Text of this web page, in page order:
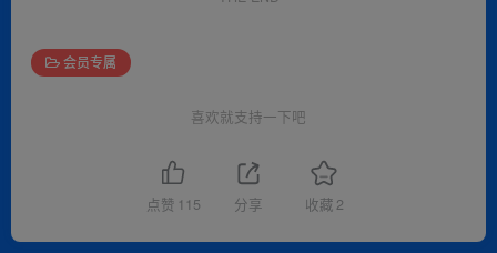
会员专属
喜欢就支持一下吧
点赞 115 分享 收藏 2